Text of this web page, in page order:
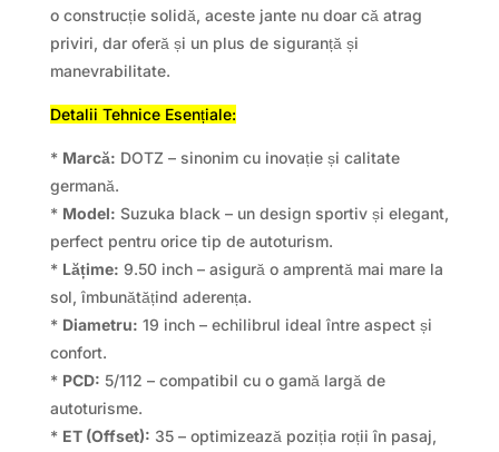
o construcție solidă, aceste jante nu doar că atrag
priviri, dar oferă și un plus de siguranță și
manevrabilitate.
Detalii Tehnice Esențiale:
* Marcă: DOTZ – sinonim cu inovație și calitate
germană.
* Model: Suzuka black – un design sportiv și elegant,
perfect pentru orice tip de autoturism.
* Lățime: 9.50 inch – asigură o amprentă mai mare la
sol, îmbunătățind aderența.
* Diametru: 19 inch – echilibrul ideal între aspect și
confort.
* PCD: 5/112 – compatibil cu o gamă largă de
autoturisme.
* ET (Offset): 35 – optimizează poziția roții în pasaj,